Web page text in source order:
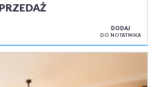
DODAJ
DO NOTATNIKA